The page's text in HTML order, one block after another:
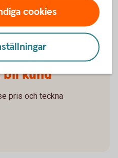
bli kund
pris och teckna
cookies